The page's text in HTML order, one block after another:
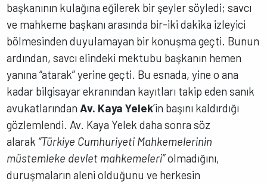
başkanının kulağına eğilerek bir şeyler söyledi; savcı
ve mahkeme başkanı arasında bir-iki dakika izleyici
bölmesinden duyulamayan bir konuşma geçti. Bunun
ardından, savcı elindeki mektubu başkanın hemen
yanına “atarak” yerine geçti. Bu esnada, yine o ana
kadar bilgisayar ekranından kayıtları takip eden sanık
avukatlarından Av. Kaya Yelek’in başını kaldırdığı
gözlemlendi. Av. Kaya Yelek daha sonra söz
alarak “Türkiye Cumhuriyeti Mahkemelerinin
müstemleke devlet mahkemeleri”olmadığını,
duruşmaların aleni olduğunu ve herkesin